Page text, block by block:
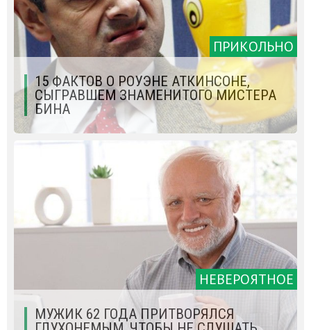
ПРИКОЛЬНО
15 ФАКТОВ О РОУЭНЕ АТКИНСОНЕ,
СЫГРАВШЕМ ЗНАМЕНИТОГО МИСТЕРА
БИНА
НЕВЕРОЯТНОЕ
МУЖИК 62 ГОДА ПРИТВОРЯЛСЯ